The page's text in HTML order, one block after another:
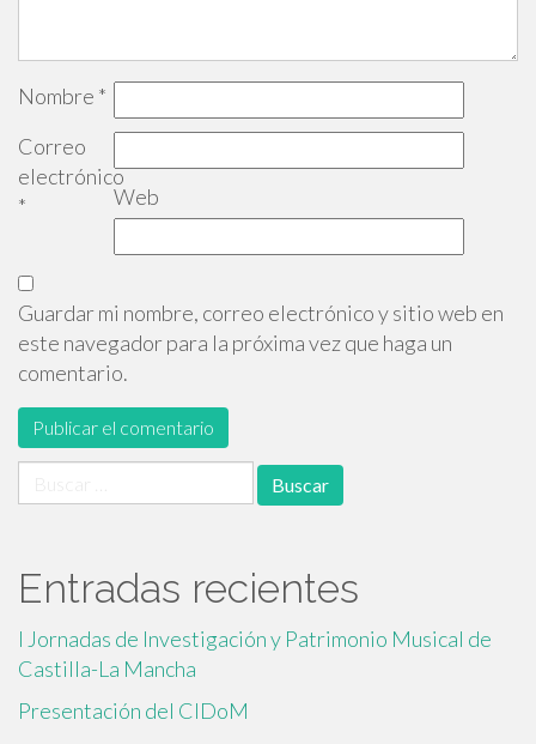
Nombre *
Correo
electrónico
*
Web
Guardar mi nombre, correo electrónico y sitio web en
este navegador para la próxima vez que haga un
comentario.
Entradas recientes
I Jornadas de Investigación y Patrimonio Musical de
Castilla-La Mancha
Presentación del CIDoM